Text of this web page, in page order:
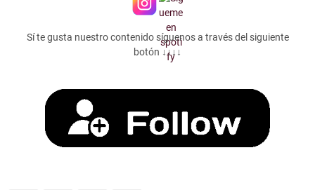
Sí te gusta nuestro contenido síguenos a través del siguiente
botón ↓↓↓↓